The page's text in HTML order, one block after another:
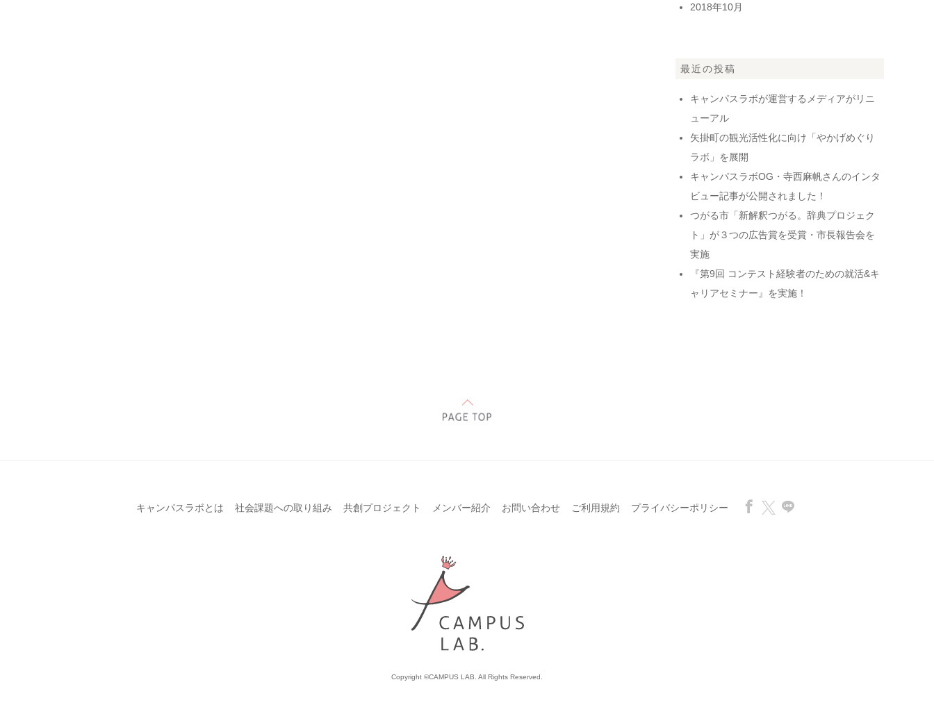
2018年10月
最近の投稿
キャンパスラボが運営するメディアがリニ
ューアル
矢掛町の観光活性化に向け「やかげめぐり
ラボ」を展開
キャンパスラボOG・寺西麻帆さんのインタ
ビュー記事が公開されました！
つがる市「新解釈つがる。辞典プロジェク
ト」が３つの広告賞を受賞・市長報告会を
実施
『第9回 コンテスト経験者のための就活&キ
ャリアセミナー』を実施！
キャンパスラボとは 社会課題への取り組み 共創プロジェクト メンバー紹介 お問い合わせ ご利用規約 プライバシーポリシー
Copyright ©CAMPUS LAB. All Rights Reserved.